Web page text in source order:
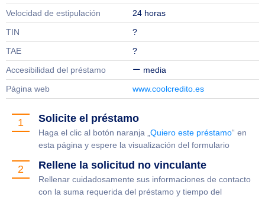
Velocidad de estipulación
24 horas
TIN
?
TAE
?
Accesibilidad del préstamo
media
Página web
www.coolcredito.es
1 Solicite el préstamo
Haga el clic al botón naranja „ Quiero este préstamo“ en
esta página y espere la visualización del formulario
2 Rellene la solicitud no vinculante
Rellenar cuidadosamente sus informaciones de contacto
con la suma requerida del préstamo y tiempo del